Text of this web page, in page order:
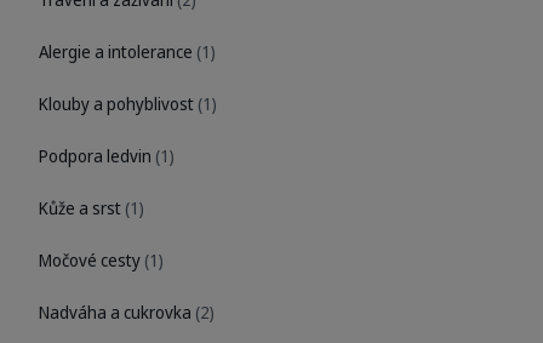
Alergie a intolerance (1)
Klouby a pohyblivost (1)
Podpora ledvin (1)
Kůže a srst (1)
Močové cesty (1)
Nadváha a cukrovka (2)